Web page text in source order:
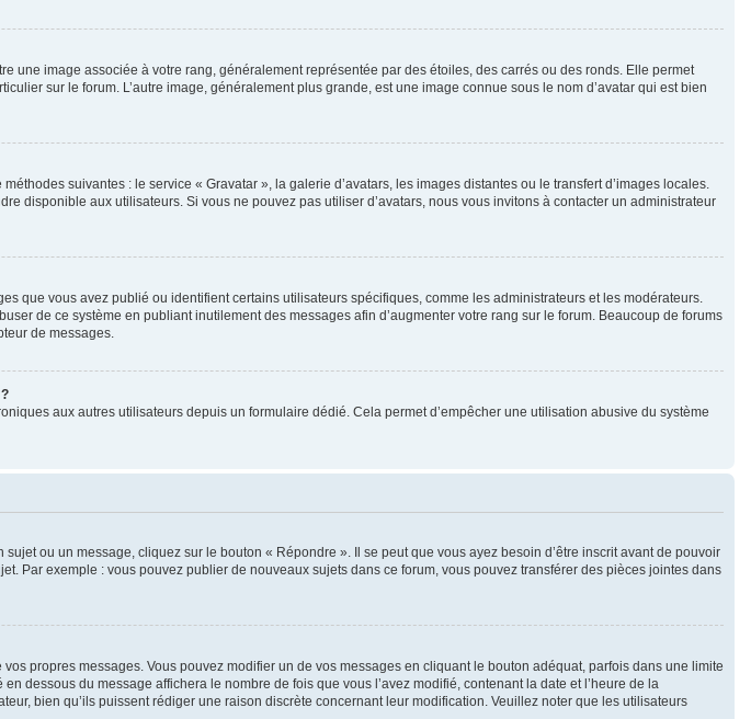
une image associée à votre rang, généralement représentée par des étoiles, des carrés ou des ronds. Elle permet
sur le forum. L’autre image, généralement plus grande, est une image connue sous le nom d’avatar qui est bien
suivantes : le service « Gravatar », la galerie d’avatars, les images distantes ou le transfert d’images locales.
disponible aux utilisateurs. Si vous ne pouvez pas utiliser d’avatars, nous vous invitons à contacter un administrateur
que vous avez publié ou identifient certains utilisateurs spécifiques, comme les administrateurs et les modérateurs.
de ce système en publiant inutilement des messages afin d’augmenter votre rang sur le forum. Beaucoup de forums
de messages.
aux autres utilisateurs depuis un formulaire dédié. Cela permet d’empêcher une utilisation abusive du système
ou un message, cliquez sur le bouton « Répondre ». Il se peut que vous ayez besoin d’être inscrit avant de pouvoir
Par exemple : vous pouvez publier de nouveaux sujets dans ce forum, vous pouvez transférer des pièces jointes dans
propres messages. Vous pouvez modifier un de vos messages en cliquant le bouton adéquat, parfois dans une limite
dessous du message affichera le nombre de fois que vous l’avez modifié, contenant la date et l’heure de la
bien qu’ils puissent rédiger une raison discrète concernant leur modification. Veuillez noter que les utilisateurs